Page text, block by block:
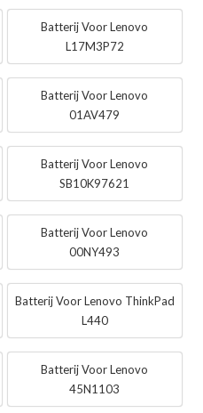
Batterij Voor Lenovo
L17M3P72
Batterij Voor Lenovo
01AV479
Batterij Voor Lenovo
SB10K97621
Batterij Voor Lenovo
00NY493
Batterij Voor Lenovo ThinkPad
L440
Batterij Voor Lenovo
45N1103